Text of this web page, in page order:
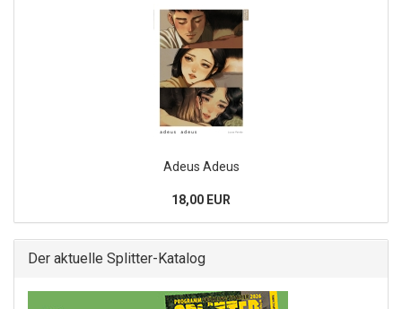
Adeus Adeus
18,00 EUR
Der aktuelle Splitter-Katalog